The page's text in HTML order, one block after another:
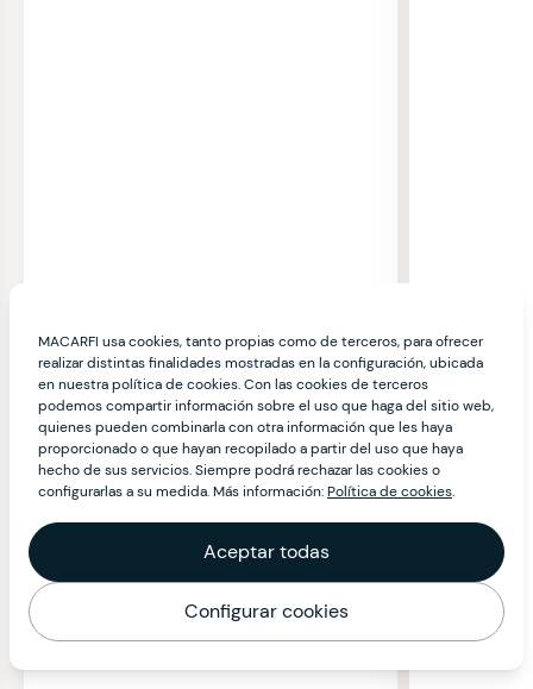
MACARFI usa cookies, tanto propias como de terceros, para ofrecer
realizar distintas finalidades mostradas en la configuración, ubicada
en nuestra política de cookies. Con las cookies de terceros
podemos compartir información sobre el uso que haga del sitio web,
quienes pueden combinarla con otra información que les haya
proporcionado o que hayan recopilado a partir del uso que haya
hecho de sus servicios. Siempre podrá rechazar las cookies o
configurarlas a su medida. Más información:Política de cookies.
Aceptar todas
Configurar cookies